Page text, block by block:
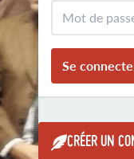
Se
CRÉER UN